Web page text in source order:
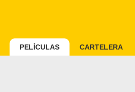
PELÍCULAS CARTELERA